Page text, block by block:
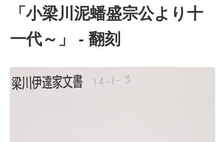
「小梁川泥蟠盛宗公より十
一代～」 - 翻刻